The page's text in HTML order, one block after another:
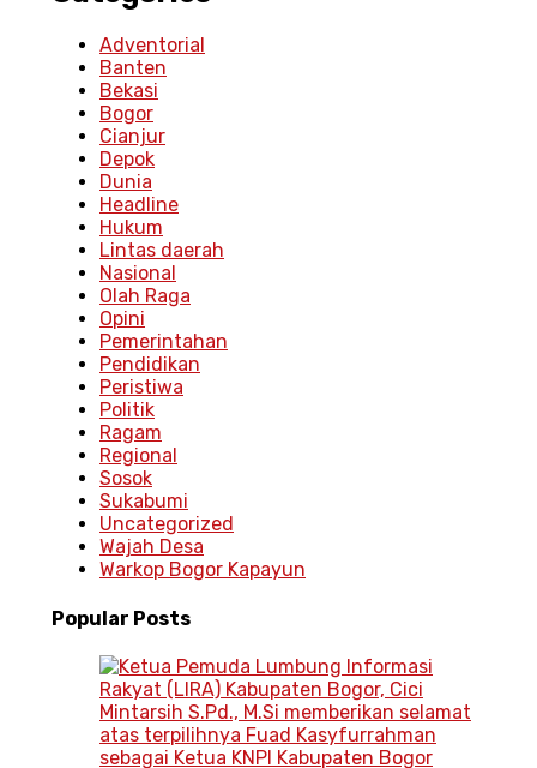
Adventorial
Banten
Bekasi
Bogor
Cianjur
Depok
Dunia
Headline
Hukum
Lintas daerah
Nasional
Olah Raga
Opini
Pemerintahan
Pendidikan
Peristiwa
Politik
Ragam
Regional
Sosok
Sukabumi
Uncategorized
Wajah Desa
Warkop Bogor Kapayun
Popular Posts